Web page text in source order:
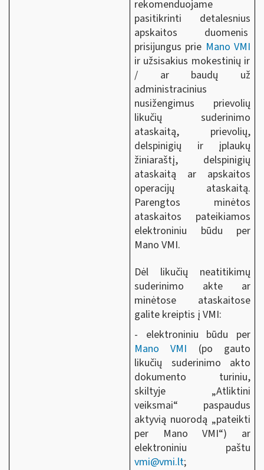
rekomenduojame
pasitikrinti detalesnius
apskaitos duomenis
prisijungus prie Mano VMI
ir užsisakius mokestinių ir
/ ar baudų už
administracinius
nusižengimus prievolių
likučių suderinimo
ataskaitą, prievolių,
delspinigių ir įplaukų
žiniaraštį, delspinigių
ataskaitą ar apskaitos
operacijų ataskaitą.
Parengtos minėtos
ataskaitos pateikiamos
elektroniniu būdu per
Mano VMI.
Dėl likučių neatitikimų
suderinimo akte ar
minėtose ataskaitose
galite kreiptis į VMI:
- elektroniniu būdu per
Mano VMI (po gauto
likučių suderinimo akto
dokumento turiniu,
skiltyje „Atliktini
veiksmai“ paspaudus
aktyvią nuorodą „pateikti
per Mano VMI“) ar
elektroniniu paštu
vmi@vmi.lt;